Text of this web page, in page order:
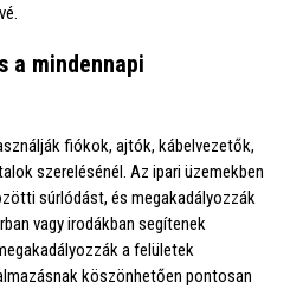
a mindennapi
fiókok, ajtók, kábelvezetők,
szerelésénél. Az ipari üzemekben
súrlódást, és megakadályozzák
vagy irodákban segítenek
a felületek
köszönhetően pontosan